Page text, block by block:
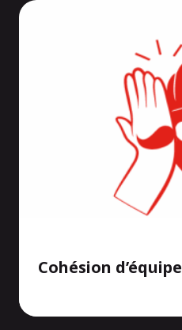
Cohésion d’équipe